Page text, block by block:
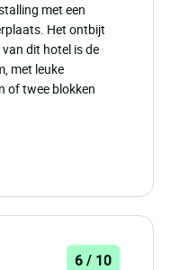
met een
Het ontbijt
dit hotel is de
met leuke
of twee blokken
6 / 10